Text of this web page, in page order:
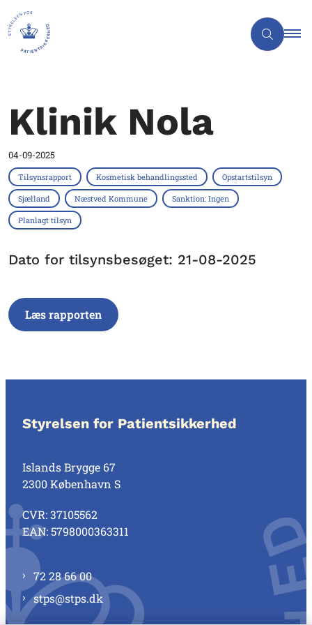
Klinik Nola
04-09-2025
Tilsynsrapport Kosmetisk behandlingssted Opstartstilsyn
Sjælland Næstved Kommune Sanktion: Ingen
Planlagt tilsyn
Dato for tilsynsbesøget: 21-08-2025
Læs rapporten
Styrelsen for Patientsikkerhed
Islands Brygge 67
2300 København S
CVR: 37105562
EAN: 5798000363311
72 28 66 00
stps@stps.dk